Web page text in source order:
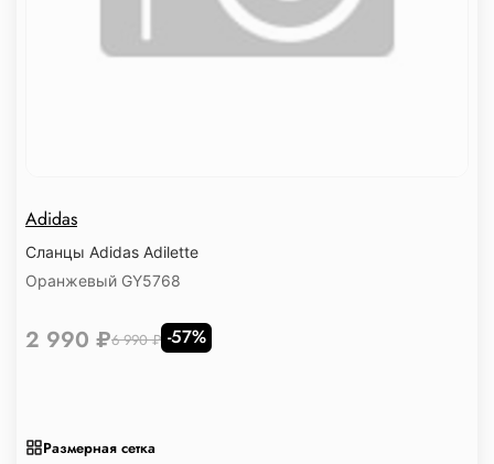
Adidas
Сланцы Adidas Adilette
Оранжевый GY5768
Размерная сетка
2 990 ₽6 990 ₽ -57%